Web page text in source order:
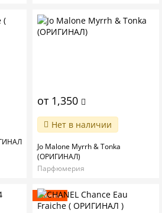
от 1,350
Нет в наличии
Jo Malone Myrrh & Tonka
(ОРИГИНАЛ)
Парфюмерия
Новинка